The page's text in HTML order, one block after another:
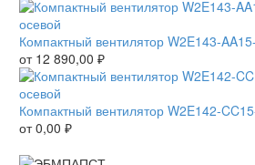
Компактный вентилятор W2E143-
от 12 890,00 ₽
Компактный вентилятор W2E142-
от0,00 ₽